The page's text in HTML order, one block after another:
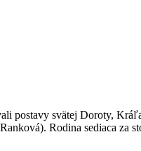
postavy svätej Doroty,
Rodina sediaca za